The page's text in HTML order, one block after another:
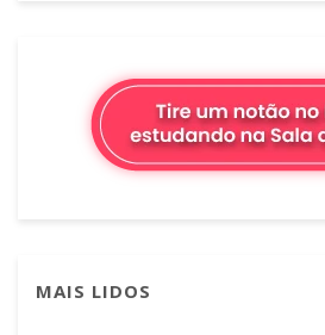
MAIS LIDOS